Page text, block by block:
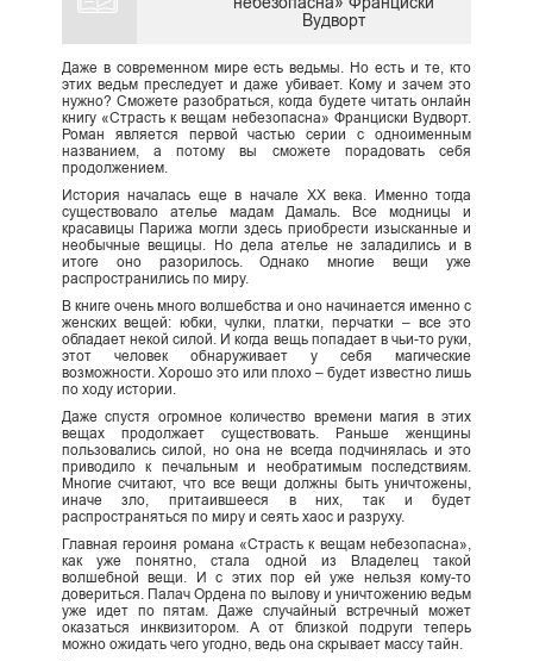
Вудворт
Даже в современном мире есть ведьмы. Но есть и те, кто
этих ведьм преследует и даже убивает. Кому и зачем это
нужно? Сможете разобраться, когда будете читать онлайн
книгу «Страсть к вещам небезопасна» Франциски Вудворт.
Роман является первой частью серии с одноименным
названием, а потому вы сможете порадовать себя
продолжением.
История началась еще в начале ХХ века. Именно тогда
существовало ателье мадам Дамаль. Все модницы и
красавицы Парижа могли здесь приобрести изысканные и
необычные вещицы. Но дела ателье не заладились и в
итоге оно разорилось. Однако многие вещи уже
распространились по миру.
В книге очень много волшебства и оно начинается именно с
женских вещей: юбки, чулки, платки, перчатки – все это
обладает некой силой. И когда вещь попадает в чьи-то руки,
этот человек обнаруживает у себя магические
возможности. Хорошо это или плохо – будет известно лишь
по ходу истории.
Даже спустя огромное количество времени магия в этих
вещах продолжает существовать. Раньше женщины
пользовались силой, но она не всегда подчинялась и это
приводило к печальным и необратимым последствиям.
Многие считают, что все вещи должны быть уничтожены,
иначе зло, притаившееся в них, так и будет
распространяться по миру и сеять хаос и разруху.
Главная героиня романа «Страсть к вещам небезопасна»,
как уже понятно, стала одной из Владелец такой
волшебной вещи. И с этих пор ей уже нельзя кому-то
довериться. Палач Ордена по вылову и уничтожению ведьм
уже идет по пятам. Даже случайный встречный может
оказаться инквизитором. А от близкой подруги теперь
можно ожидать чего угодно, ведь она скрывает массу тайн.